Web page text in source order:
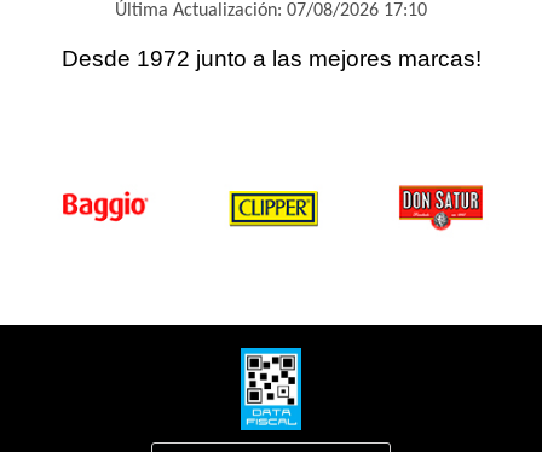
Última Actualización: 07/08/2026 17:10
Desde 1972 junto a las mejores marcas!